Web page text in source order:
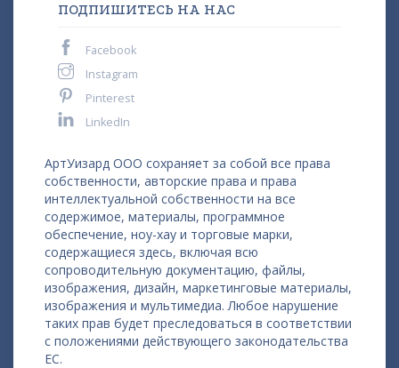
ПОДПИШИТЕСЬ НА НАС
Facebook
Instagram
Pinterest
LinkedIn
АртУизард ООО сохраняет за собой все права
собственности, авторские права и права
интеллектуальной собственности на все
содержимое, материалы, программное
обеспечение, ноу-хау и торговые марки,
содержащиеся здесь, включая всю
сопроводительную документацию, файлы,
изображения, дизайн, маркетинговые материалы,
изображения и мультимедиа. Любое нарушение
таких прав будет преследоваться в соответствии
с положениями действующего законодательства
ЕС.